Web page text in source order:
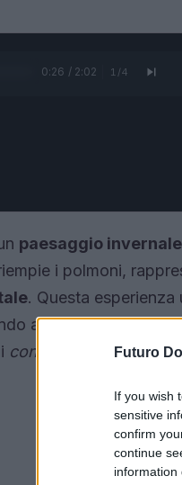
Futuro
If you wish
sensitive
confirm
continue
information
0:27 / 2:02 1 /4
paesaggio invernale
i polmoni,
. Questa
a rallentare e a
consapevolezza.